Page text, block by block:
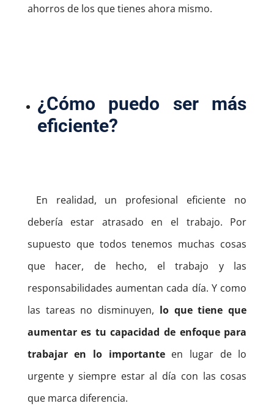
ahorros de los que tienes ahora mismo.
¿Cómo puedo ser más
eficiente?
En realidad, un profesional eficiente no
debería estar atrasado en el trabajo. Por
supuesto que todos tenemos muchas cosas
que hacer, de hecho, el trabajo y las
responsabilidades aumentan cada día. Y como
las tareas no disminuyen, lo que tiene que
aumentar es tu capacidad de enfoque para
trabajar en lo importante en lugar de lo
urgente y siempre estar al día con las cosas
que marca diferencia.